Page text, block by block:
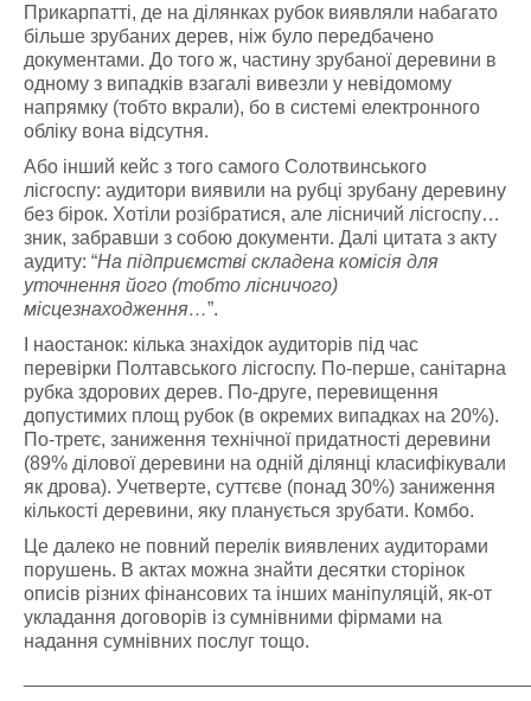
Прикарпатті, де на ділянках рубок виявляли набагато
більше зрубаних дерев, ніж було передбачено
документами. До того ж, частину зрубаної деревини в
одному з випадків взагалі вивезли у невідомому
напрямку (тобто вкрали), бо в системі електронного
обліку вона відсутня.
Або інший кейс з того самого Солотвинського
лісгоспу: аудитори виявили на рубці зрубану деревину
без бірок. Хотіли розібратися, але лісничий лісгоспу…
зник, забравши з собою документи. Далі цитата з акту
аудиту: “На підприємстві складена комісія для
уточнення його (тобто лісничого)
місцезнаходження…”.
І наостанок: кілька знахідок аудиторів під час
перевірки Полтавського лісгоспу. По-перше, санітарна
рубка здорових дерев. По-друге, перевищення
допустимих площ рубок (в окремих випадках на 20%).
По-третє, заниження технічної придатності деревини
(89% ділової деревини на одній ділянці класифікували
як дрова). Учетверте, суттєве (понад 30%) заниження
кількості деревини, яку планується зрубати. Комбо.
Це далеко не повний перелік виявлених аудиторами
порушень. В актах можна знайти десятки сторінок
описів різних фінансових та інших маніпуляцій, як-от
укладання договорів із сумнівними фірмами на
надання сумнівних послуг тощо.